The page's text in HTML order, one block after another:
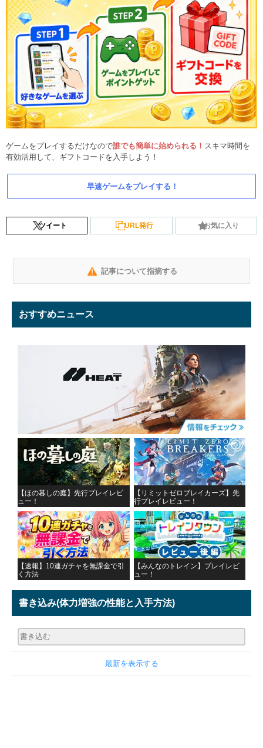
ゲームをプレイするだけなので誰でも簡単に始められる！ スキマ時間を
有効活用して、ギフトコードを入手しよう！
早速ゲームをプレイする！
ツイート URL発行 お気に入り
記事について指摘する
おすすめニュース
【ほの暮しの庭】先行プレイレビ
ュー！
【リミットゼロブレイカーズ】先
行プレイレビュー！
【速報】10連ガチャを無課金で引
く方法
【みんなのトレイン】プレイレビ
ュー！
書き込み(体力増強の性能と入手方法)
最新を表示する